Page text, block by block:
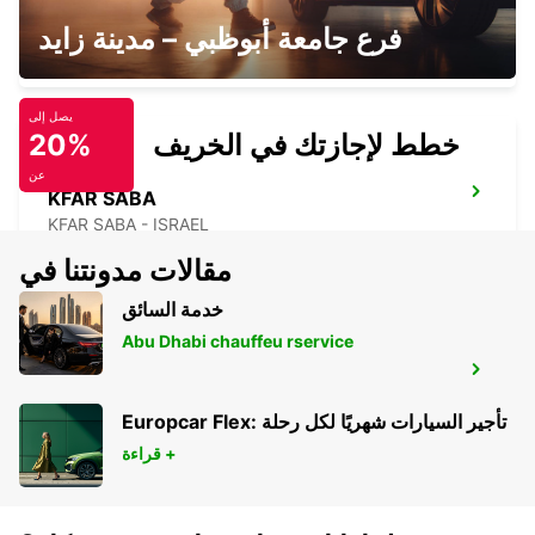
HERZLIYA
HERZLIYA - ISRAEL
KFAR SABA
KFAR SABA - ISRAEL
BEIT SHEMESH
BEIT SHEMESH - ISRAEL
فرع جامعة أبوظبي – مدينة زايد
يصل إلى
20%
عن
خطط لإجازتك في الخريف
مقالات مدونتنا في
خدمة السائق
Abu Dhabi chauffeu rservice
Europcar Flex: تأجير السيارات شهريًا لكل رحلة
قراءة +